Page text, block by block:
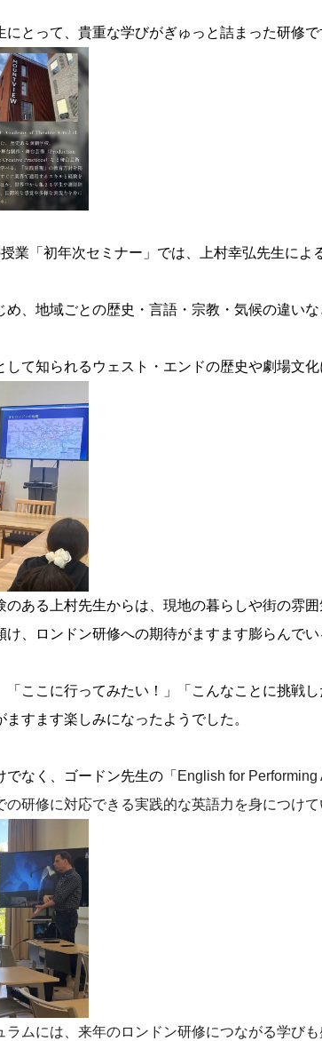
とって、 貴重な学びがぎゅっと詰まった研修で
業「初年次セミナー」では、
上村幸弘先生に
、地域ごとの歴史・言語・宗教・ 気候の違い
て知られるウェスト・ エンドの歴史や劇場文化
ある上村先生からは、 現地の暮らしや街の雰囲
、
ロンドン研修への期待がますます膨らんでい
ここに行ってみたい！」「 こんなことに挑戦
ますます楽しみになったようでした。
なく、ゴードン先生の「 English for
の研修に対応できる実践的な英語力を身につけて
ムには、 来年のロンドン研修につながる学びも